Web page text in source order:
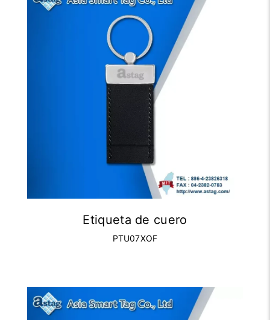
Etiqueta de cuero
PTU07XOF